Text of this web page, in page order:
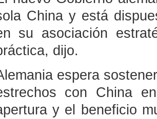
China y está
su asociación
dijo.
espera
con China
y el beneficio